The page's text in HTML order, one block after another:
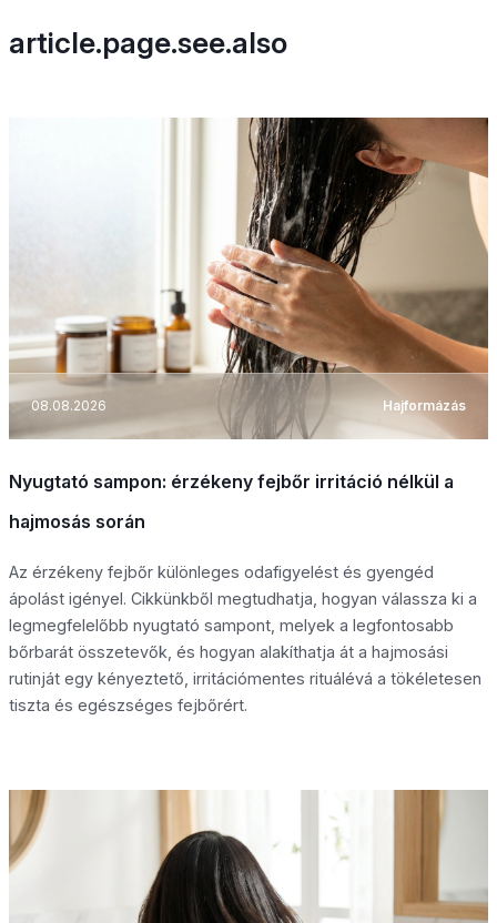
article.page.see.also
08.08.2026 Hajformázás
Nyugtató sampon: érzékeny fejbőr irritáció nélkül a
hajmosás során
Az érzékeny fejbőr különleges odafigyelést és gyengéd
ápolást igényel. Cikkünkből megtudhatja, hogyan válassza ki a
legmegfelelőbb nyugtató sampont, melyek a legfontosabb
bőrbarát összetevők, és hogyan alakíthatja át a hajmosási
rutinját egy kényeztető, irritációmentes rituálévá a tökéletesen
tiszta és egészséges fejbőrért.